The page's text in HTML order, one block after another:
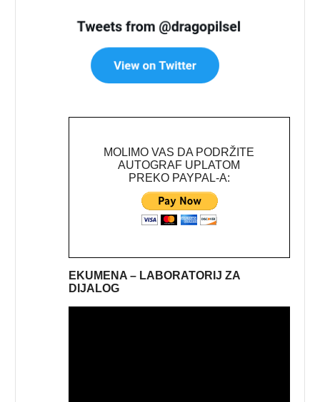
MOLIMO VAS DA PODRŽITE
AUTOGRAF UPLATOM
PREKO PAYPAL-A:
EKUMENA – LABORATORIJ ZA
DIJALOG